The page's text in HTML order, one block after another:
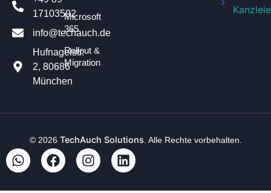
17103592
info@techauch.de
Hufnagelstr.
2, 80686
München
Microsoft
365
Rollout &
Migration
© 2026 TechAuch Solutions . Alle Rechte vorbehalten.